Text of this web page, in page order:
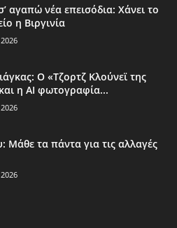
αγαπώ νέα επεισόδια: Χάνει το
η Βιργινία
Ο «Τζορτζ Κλούνεϊ της
η AI φωτογραφία...
Μάθε τα πάντα για τις αλλαγές